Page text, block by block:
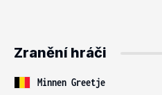
Zranění hráči
Minnen Greetje